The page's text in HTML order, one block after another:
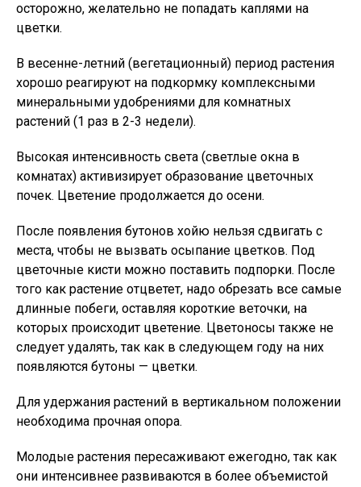
осторожно, желательно не попадать каплями на
цветки.
В весенне-летний (вегетационный) период растения
хорошо реагируют на подкормку комплексными
минеральными удобрениями для комнатных
растений (1 раз в 2-3 недели).
Высокая интенсивность света (светлые окна в
комнатах) активизирует образование цветочных
почек. Цветение продолжается до осени.
После появления бутонов хойю нельзя сдвигать с
места, чтобы не вызвать осыпание цветков. Под
цветочные кисти можно поставить подпорки. После
того как растение отцветет, надо обрезать все самые
длинные побеги, оставляя короткие веточки, на
которых происходит цветение. Цветоносы также не
следует удалять, так как в следующем году на них
появляются бутоны — цветки.
Для удержания растений в вертикальном положении
необходима прочная опора.
Молодые растения пересаживают ежегодно, так как
они интенсивнее развиваются в более объемистой